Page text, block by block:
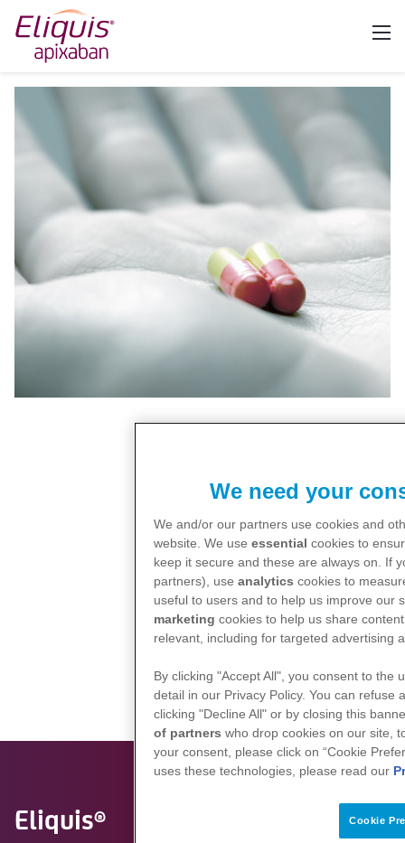
Eliquis®
We need your
We and/or our partners use cookies and
website. We use essential cookies to
keep it secure and these are always on. If
partners), use analytics cookies to
useful to users and to help us improve our
marketing cookies to help us share
relevant, including for targeted advertising
By clicking "Accept All", you consent to the
detail in our Privacy Policy. You can refuse
clicking "Decline All" or by closing this
of partners who drop cookies on our site,
your consent, please click on “Cookie
uses these technologies, please read our
Cookie